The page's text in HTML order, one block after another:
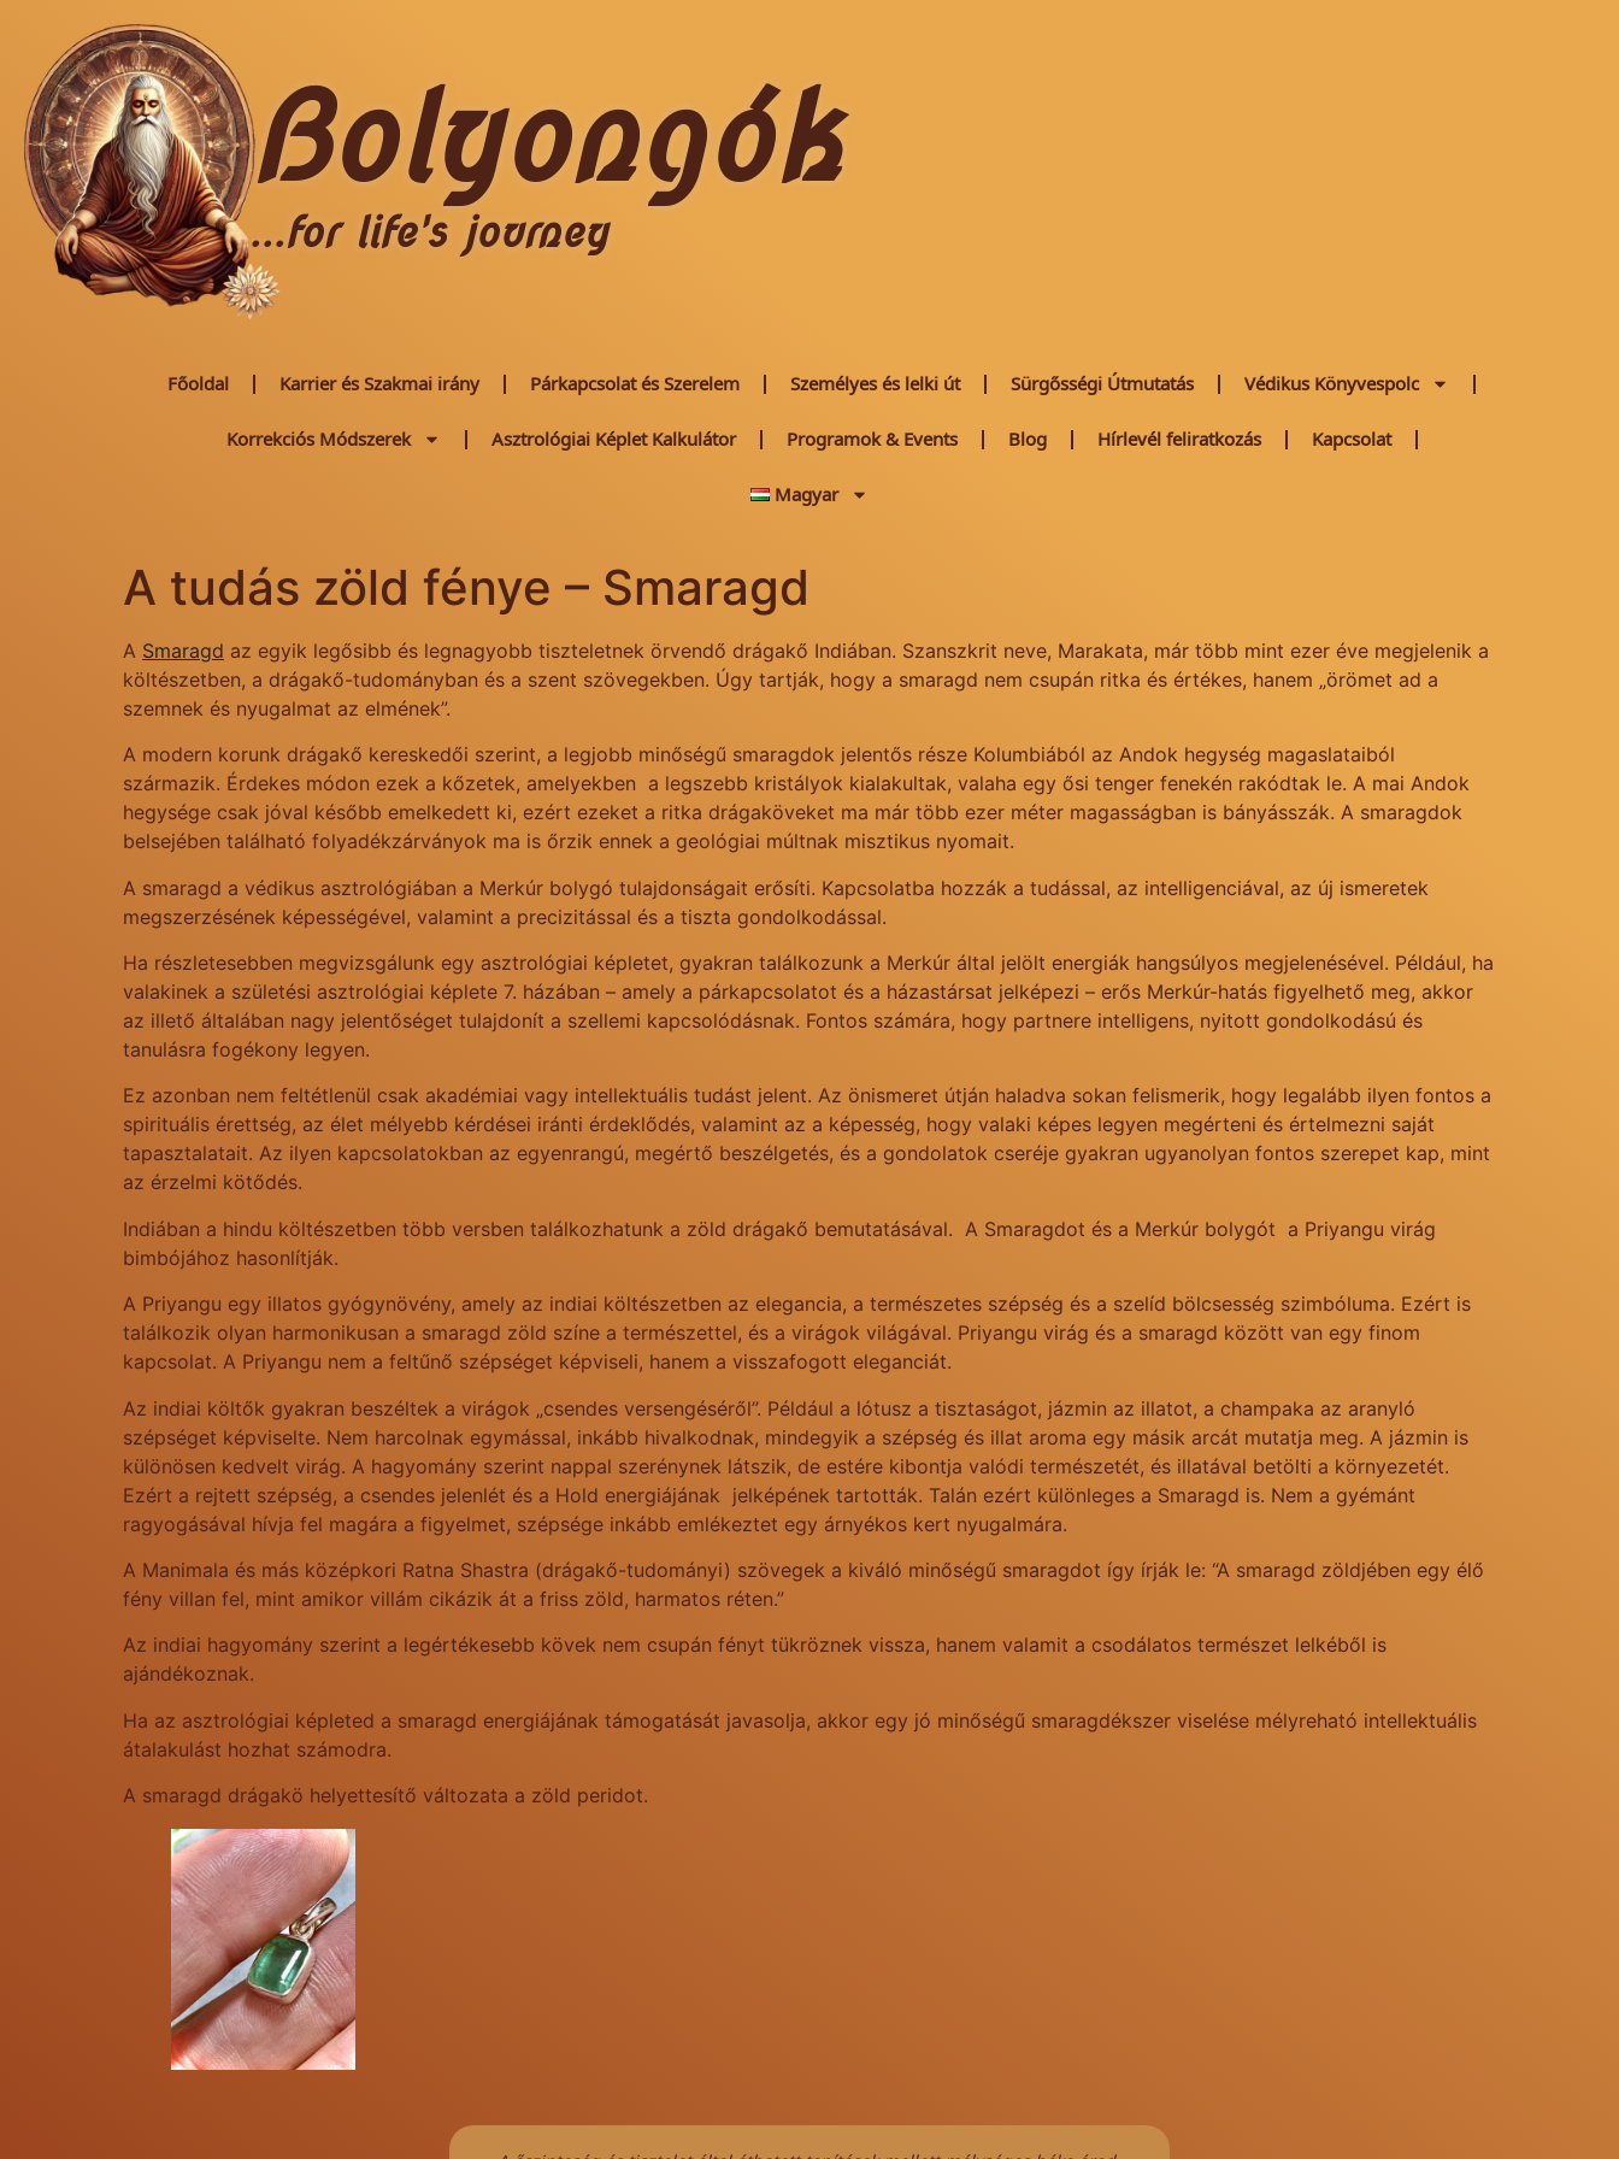
Bolyongók
...for life's journey
Főoldal Karrier és Szakmai irány Párkapcsolat és Szerelem Személyes és lelki út Sürgősségi Útmutatás Védikus Könyvespolc
Korrekciós Módszerek Asztrológiai Képlet Kalkulátor Programok & Events Blog Hírlevél feliratkozás Kapcsolat
Magyar
A tudás zöld fénye – Smaragd
A Smaragd az egyik legősibb és legnagyobb tiszteletnek örvendő drágakő Indiában. Szanszkrit neve, Marakata, már több mint ezer éve megjelenik a
költészetben, a drágakő-tudományban és a szent szövegekben. Úgy tartják, hogy a smaragd nem csupán ritka és értékes, hanem „örömet ad a
szemnek és nyugalmat az elmének”.
A modern korunk drágakő kereskedői szerint, a legjobb minőségű smaragdok jelentős része Kolumbiából az Andok hegység magaslataiból
származik. Érdekes módon ezek a kőzetek, amelyekben a legszebb kristályok kialakultak, valaha egy ősi tenger fenekén rakódtak le. A mai Andok
hegysége csak jóval később emelkedett ki, ezért ezeket a ritka drágaköveket ma már több ezer méter magasságban is bányásszák. A smaragdok
belsejében található folyadékzárványok ma is őrzik ennek a geológiai múltnak misztikus nyomait.
A smaragd a védikus asztrológiában a Merkúr bolygó tulajdonságait erősíti. Kapcsolatba hozzák a tudással, az intelligenciával, az új ismeretek
megszerzésének képességével, valamint a precizitással és a tiszta gondolkodással.
Ha részletesebben megvizsgálunk egy asztrológiai képletet, gyakran találkozunk a Merkúr által jelölt energiák hangsúlyos megjelenésével. Például, ha
valakinek a születési asztrológiai képlete 7. házában – amely a párkapcsolatot és a házastársat jelképezi – erős Merkúr-hatás figyelhető meg, akkor
az illető általában nagy jelentőséget tulajdonít a szellemi kapcsolódásnak. Fontos számára, hogy partnere intelligens, nyitott gondolkodású és
tanulásra fogékony legyen.
Ez azonban nem feltétlenül csak akadémiai vagy intellektuális tudást jelent. Az önismeret útján haladva sokan felismerik, hogy legalább ilyen fontos a
spirituális érettség, az élet mélyebb kérdései iránti érdeklődés, valamint az a képesség, hogy valaki képes legyen megérteni és értelmezni saját
tapasztalatait. Az ilyen kapcsolatokban az egyenrangú, megértő beszélgetés, és a gondolatok cseréje gyakran ugyanolyan fontos szerepet kap, mint
az érzelmi kötődés.
Indiában a hindu költészetben több versben találkozhatunk a zöld drágakő bemutatásával. A Smaragdot és a Merkúr bolygót a Priyangu virág
bimbójához hasonlítják.
A Priyangu egy illatos gyógynövény, amely az indiai költészetben az elegancia, a természetes szépség és a szelíd bölcsesség szimbóluma. Ezért is
találkozik olyan harmonikusan a smaragd zöld színe a természettel, és a virágok világával. Priyangu virág és a smaragd között van egy finom
kapcsolat. A Priyangu nem a feltűnő szépséget képviseli, hanem a visszafogott eleganciát.
Az indiai költők gyakran beszéltek a virágok „csendes versengéséről”. Például a lótusz a tisztaságot, jázmin az illatot, a champaka az aranyló
szépséget képviselte. Nem harcolnak egymással, inkább hivalkodnak, mindegyik a szépség és illat aroma egy másik arcát mutatja meg. A jázmin is
különösen kedvelt virág. A hagyomány szerint nappal szerénynek látszik, de estére kibontja valódi természetét, és illatával betölti a környezetét.
Ezért a rejtett szépség, a csendes jelenlét és a Hold energiájának jelképének tartották. Talán ezért különleges a Smaragd is. Nem a gyémánt
ragyogásával hívja fel magára a figyelmet, szépsége inkább emlékeztet egy árnyékos kert nyugalmára.
A Manimala és más középkori Ratna Shastra (drágakő-tudományi) szövegek a kiváló minőségű smaragdot így írják le: “A smaragd zöldjében egy élő
fény villan fel, mint amikor villám cikázik át a friss zöld, harmatos réten.”
Az indiai hagyomány szerint a legértékesebb kövek nem csupán fényt tükröznek vissza, hanem valamit a csodálatos természet lelkéből is
ajándékoznak.
Ha az asztrológiai képleted a smaragd energiájának támogatását javasolja, akkor egy jó minőségű smaragdékszer viselése mélyreható intellektuális
átalakulást hozhat számodra.
A smaragd drágakö helyettesítő változata a zöld peridot.